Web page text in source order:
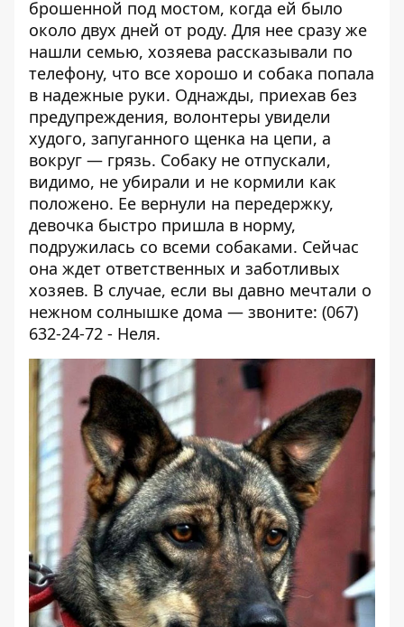
брошенной под мостом, когда ей было
около двух дней от роду. Для нее сразу же
нашли семью, хозяева рассказывали по
телефону, что все хорошо и собака попала
в надежные руки. Однажды, приехав без
предупреждения, волонтеры увидели
худого, запуганного щенка на цепи, а
вокруг — грязь. Собаку не отпускали,
видимо, не убирали и не кормили как
положено. Ее вернули на передержку,
девочка быстро пришла в норму,
подружилась со всеми собаками. Сейчас
она ждет ответственных и заботливых
хозяев. В случае, если вы давно мечтали о
нежном солнышке дома — звоните: (067)
632-24-72 - Неля.